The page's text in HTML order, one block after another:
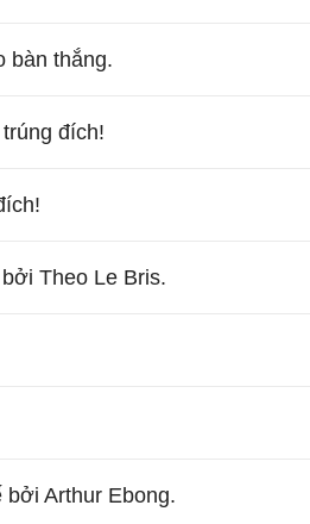
bàn thắng.
đích!
Theo Le Bris.
Arthur Ebong.